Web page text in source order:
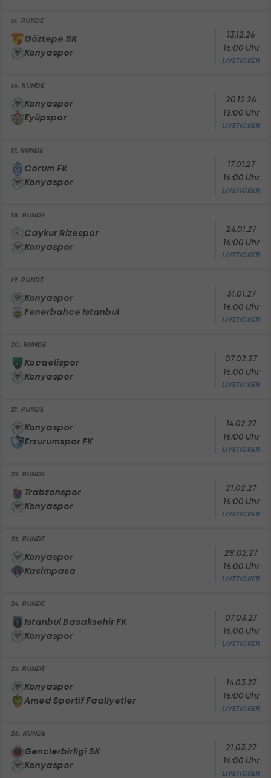
15. RUNDE
Göztepe SK
Konyaspor
13.12.26
16:00 Uhr
LIVETICKER
16. RUNDE
Konyaspor
Eyüpspor
20.12.26
13:00 Uhr
LIVETICKER
17. RUNDE
Corum FK
Konyaspor
17.01.27
16:00 Uhr
LIVETICKER
18. RUNDE
Caykur Rizespor
Konyaspor
24.01.27
16:00 Uhr
LIVETICKER
19. RUNDE
Konyaspor
Fenerbahce Istanbul
31.01.27
16:00 Uhr
LIVETICKER
20. RUNDE
Kocaelispor
Konyaspor
07.02.27
16:00 Uhr
LIVETICKER
21. RUNDE
Konyaspor
Erzurumspor FK
14.02.27
16:00 Uhr
LIVETICKER
22. RUNDE
Trabzonspor
Konyaspor
21.02.27
16:00 Uhr
LIVETICKER
23. RUNDE
Konyaspor
Kasimpasa
28.02.27
16:00 Uhr
LIVETICKER
24. RUNDE
Istanbul Basaksehir FK
Konyaspor
07.03.27
16:00 Uhr
LIVETICKER
25. RUNDE
Konyaspor
Amed Sportif Faaliyetler
14.03.27
16:00 Uhr
LIVETICKER
26. RUNDE
Genclerbirligi SK
Konyaspor
21.03.27
16:00 Uhr
LIVETICKER